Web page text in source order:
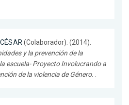
(Colaborador). (2014).
y la prevención de la
escuela- Proyecto Involucrando a
de la violencia de Género.